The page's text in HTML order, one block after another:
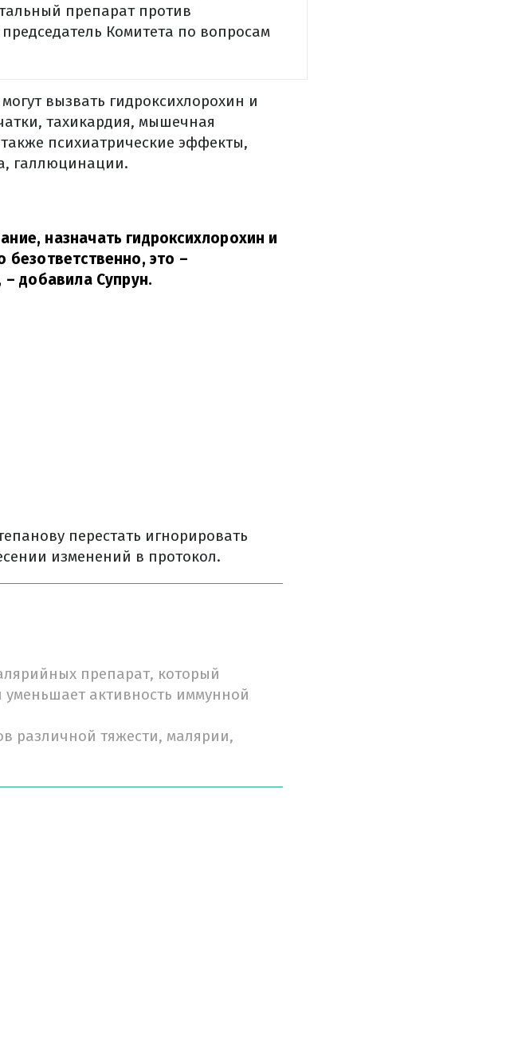
препарат против
Комитета по вопросам
вызвать гидроксихлорохин и
тахикардия, мышечная
психиатрические эффекты,
галлюцинации.
назначать гидроксихлорохин и
безответственно, это –
– добавила Супрун.
перестать игнорировать
изменений в протокол.
препарат, который
уменьшает активность иммунной
различной тяжести, малярии,